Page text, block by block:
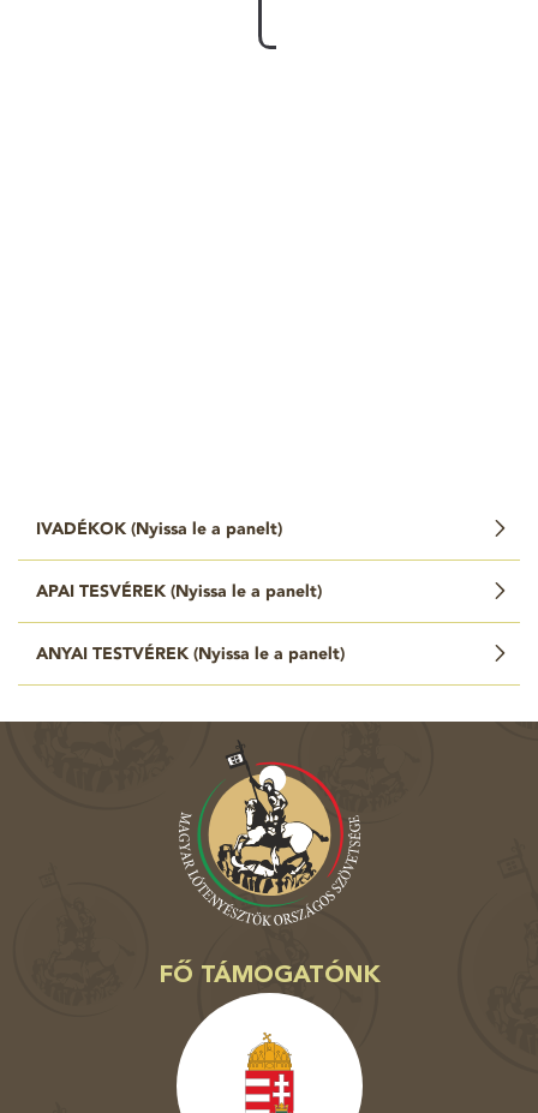
IVADÉKOK ( Nyissa le a panelt)
APAI TESVÉREK ( Nyissa le a panelt)
ANYAI TESTVÉREK ( Nyissa le a panelt)
FŐ TÁMOGATÓNK